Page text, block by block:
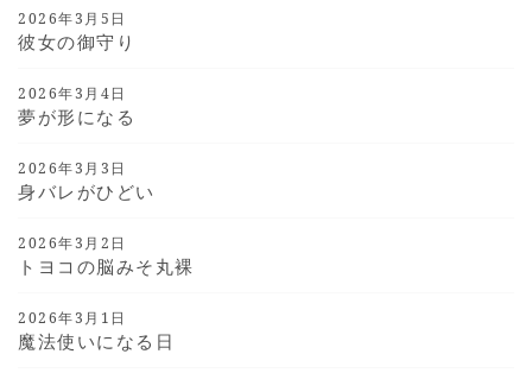
2026年3月5日
彼女の御守り
2026年3月4日
夢が形になる
2026年3月3日
身バレがひどい
2026年3月2日
トヨコの脳みそ丸裸
2026年3月1日
魔法使いになる日